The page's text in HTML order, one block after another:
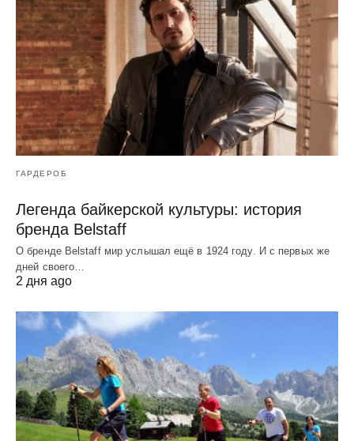
ГАРДЕРОБ
Легенда байкерской культуры: история
бренда Belstaff
О бренде Belstaff мир услышал ещё в 1924 году. И с первых же
дней своего…
2 дня ago